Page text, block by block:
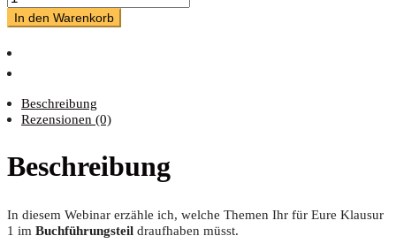
In den Warenkorb
Beschreibung
Rezensionen (0)
Beschreibung
In die­sem Web­i­nar erzäh­le ich, wel­che The­men Ihr für Eure Klau­sur
1 im Buch­füh­rungs­teil drauf­ha­ben müsst.